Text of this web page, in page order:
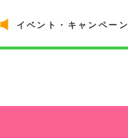
イベント・キャンペーン